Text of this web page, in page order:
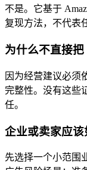
不是。它基于
复现方法，不代表
为什么不直接把
因为经营建议必须
完整性。没有这些
任。
企业或卖家应该
先选择一个小范围